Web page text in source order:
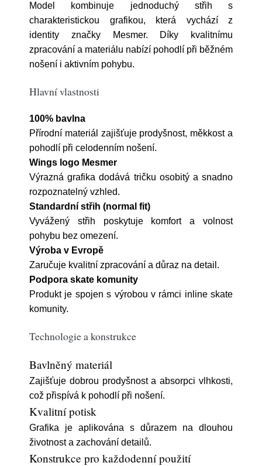
Model kombinuje jednoduchý střih s
charakteristickou grafikou, která vychází z
identity značky Mesmer. Díky kvalitnímu
zpracování a materiálu nabízí pohodlí při běžném
nošení i aktivním pohybu.
Hlavní vlastnosti
100% bavlna
Přírodní materiál zajišťuje prodyšnost, měkkost a
pohodlí při celodenním nošení.
Wings logo Mesmer
Výrazná grafika dodává tričku osobitý a snadno
rozpoznatelný vzhled.
Standardní střih (normal fit)
Vyvážený střih poskytuje komfort a volnost
pohybu bez omezení.
Výroba v Evropě
Zaručuje kvalitní zpracování a důraz na detail.
Podpora skate komunity
Produkt je spojen s výrobou v rámci inline skate
komunity.
Technologie a konstrukce
Bavlněný materiál
Zajišťuje dobrou prodyšnost a absorpci vlhkosti,
což přispívá k pohodlí při nošení.
Kvalitní potisk
Grafika je aplikována s důrazem na dlouhou
životnost a zachování detailů.
Konstrukce pro každodenní použití